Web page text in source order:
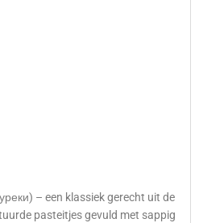
– een klassiek gerecht uit de
pasteitjes gevuld met sappig